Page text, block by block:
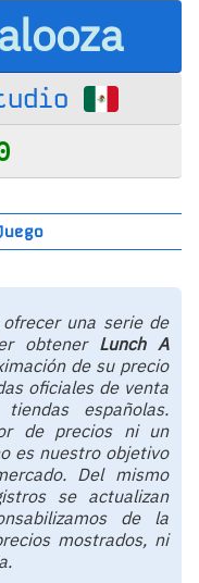
una serie de
obtener Lunch A
de su precio
oficiales de venta
españolas.
de precios ni un
es nuestro objetivo
Del mismo
se actualizan
de la
mostrados, ni